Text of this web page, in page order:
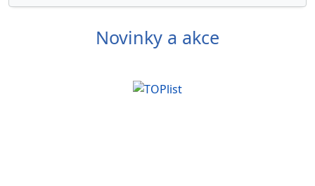
Novinky a akce